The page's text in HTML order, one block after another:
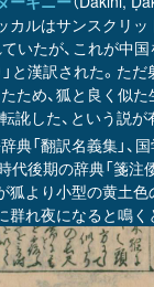
カルはサンスクリッ
ていたが、これが中
」と漢訳された。た
ため、狐と良く似
訛した、という説が
典「翻訳名義集」、
代後期の辞典「箋注
狐より小型の黄土色
群れ夜になると鳴く